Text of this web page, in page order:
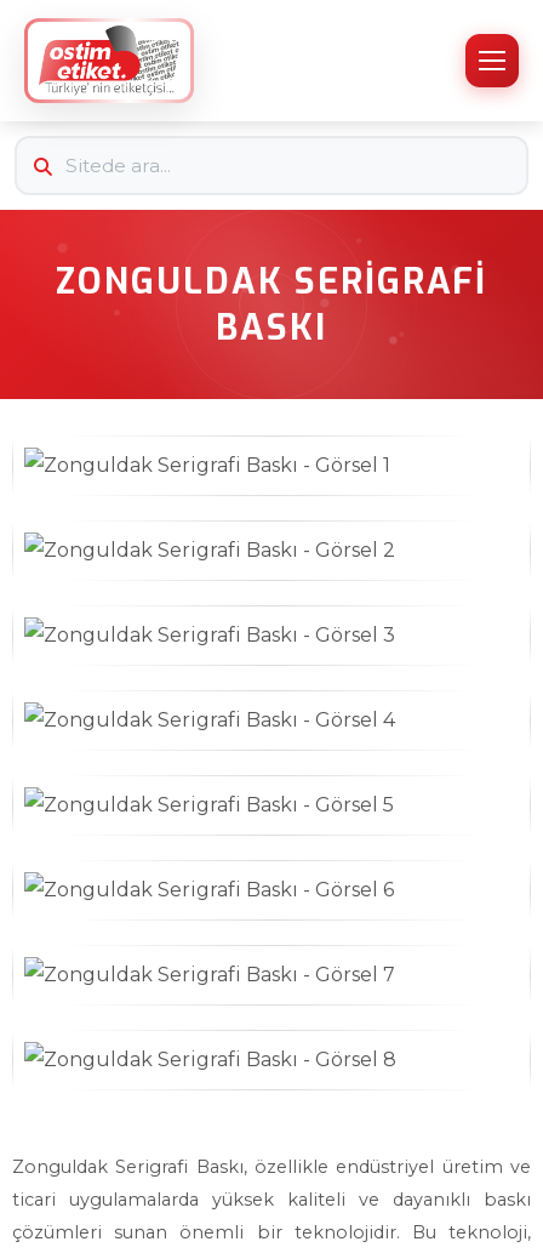
ZONGULDAK SERIGRAFI
BASKI
Zonguldak Serigrafi Baskı, özellikle endüstriyel üretim ve
ticari uygulamalarda yüksek kaliteli ve dayanıklı baskı
çözümleri sunan önemli bir teknolojidir. Bu teknoloji,